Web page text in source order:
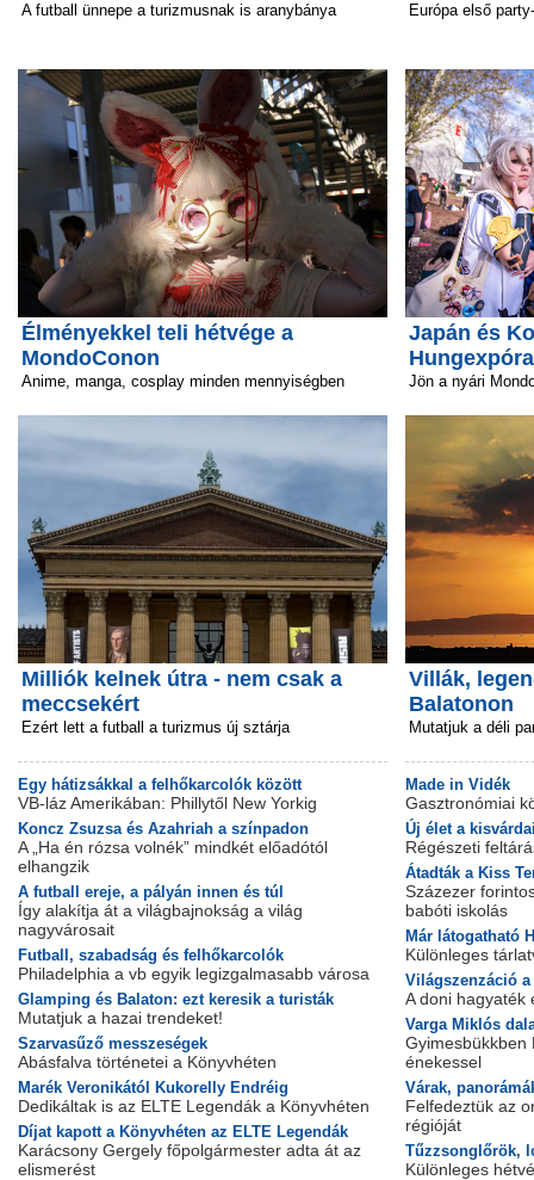
A futball ünnepe a turizmusnak is aranybánya
Élményekkel teli hétvége a
MondoConon
Anime, manga, cosplay minden mennyiségben
Milliók kelnek útra - nem csak a
meccsekért
Ezért lett a futball a turizmus új sztárja
Egy hátizsákkal a felhőkarcolók között
VB-láz Amerikában: Phillytől New Yorkig
Koncz Zsuzsa és Azahriah a színpadon
A „Ha én rózsa volnék” mindkét előadótól
elhangzik
A futball ereje, a pályán innen és túl
Így alakítja át a világbajnokság a világ
nagyvárosait
Futball, szabadság és felhőkarcolók
Philadelphia a vb egyik legizgalmasabb városa
Glamping és Balaton: ezt keresik a turisták
Mutatjuk a hazai trendeket!
Szarvasűző messzeségek
Abásfalva történetei a Könyvhéten
Marék Veronikától Kukorelly Endréig
Dedikáltak is az ELTE Legendák a Könyvhéten
Díjat kapott a Könyvhéten az ELTE Legendák
Karácsony Gergely főpolgármester adta át az
elismerést
Európa első
Japán és
Hungexpóra
Jön a nyári
Villák,
Balatonon
Mutatjuk a déli
Made in Vidék
Gasztronómiai
Új élet a
Régészeti
​Átadták a Kiss
Százezer
babóti iskolás
Már látogatható
Különleges
​Világszenzáció
A doni hagyaték
Varga Miklós
Gyimesbükkben
énekessel
Várak,
Felfedeztük az
régióját
Tűzzsonglőrök,
Különleges